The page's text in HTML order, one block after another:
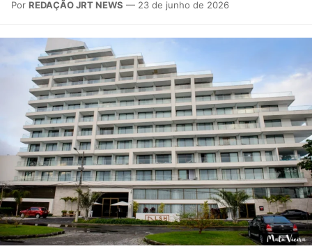
Por REDAÇÃO JRT NEWS — 23 de junho de 2026